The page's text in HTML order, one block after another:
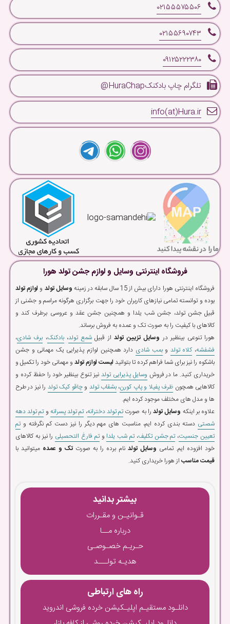
۰۲۱۵۵۵۷۵۵۰۶
۰۲۱۵۵۶۹۰۷۴۳
۰۹۱۲۵۲۲۲۳۸۰
تلگرام چاپ بادکنکHuraChap@
info(at)Hura.ir
فروشگاه اینترنتی وسایل و لوازم جشن تولد هورا
فروشگاه اینترنتی هورا دارای بیش از 15 سال سابقه در زمینه وسایل تولد و لوازم تولد
بوده و توانسته تمامی نیازهای کاربران خود را جهت برگزاری هرگونه مراسم و جشنی از
قبیل جشن تولد، جشن شب یلدا و همچنین جشن عقد و عروسی برطرف کند و
کالاهای با کیفیت را به صورت تک و عمده به فروش برساند.
هورا تنوعی بینظیر در وسایل تزیین تولداز قبیلشمع تولد،بادکنک، برف شادی،
فشفشه،کلاه تولد وبمب شادی دارد همچنین لوازم پذیرایی یک مهمانی و جشن
باشکوه را نیز برای شما فراهم کرده تا بتوانیدلیست لوازم تولد و مهمانی خود را تکمیل و
خریداری کنید. ما در فروش وسایل پذیرایی تولد نیز تنوع بینظیر خود را حفظ کرده و
کالاهایی همچون ظرف پفیلا و پاپ کورن،بشقاب تولد وچاقو کیک تولد را نیز در طرح
ها و مدل های مختلف موجود کرده ایم.
علاوه بر اینکه وسایل تولدرا به صورتتم تولد دخترانه،تم تولد پسرانه وتم تولد دهه
شصتی دسته بندی کرده ایم، مناسبت های مهم دیگر را نیز دست کم نگرفته وتم
تعیین جنسیت،تم جشن تکلیف،تم شب یلدا وتم فارغ التحصیلی را نیز به کالاهای
خود افزوده ایم. تمامی وسایل تولد نام برده را به صورت تک و عمده میتوانید با
قیمت مناسب از هورا خریداری کنید.
بیشتر بدانید
قـوانیـن و مقـررات
درباره مــا
حـریـم خصـوصـی
هدیـه تولـــد
راه های ارتباطی
دانلـود مستقیـم اپلیـکیشن خرده فروشی اندروید